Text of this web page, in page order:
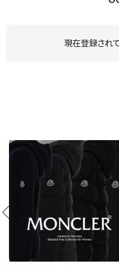
RE STOCK
COMING SOON
TOPICS
JOURNAL
現在登録され